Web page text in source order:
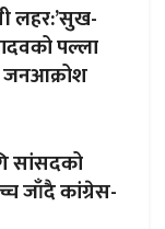
लहर:’सुख-
पल्ला
जनआक्रोश
सांसदको
जाँदै कांग्रेस-